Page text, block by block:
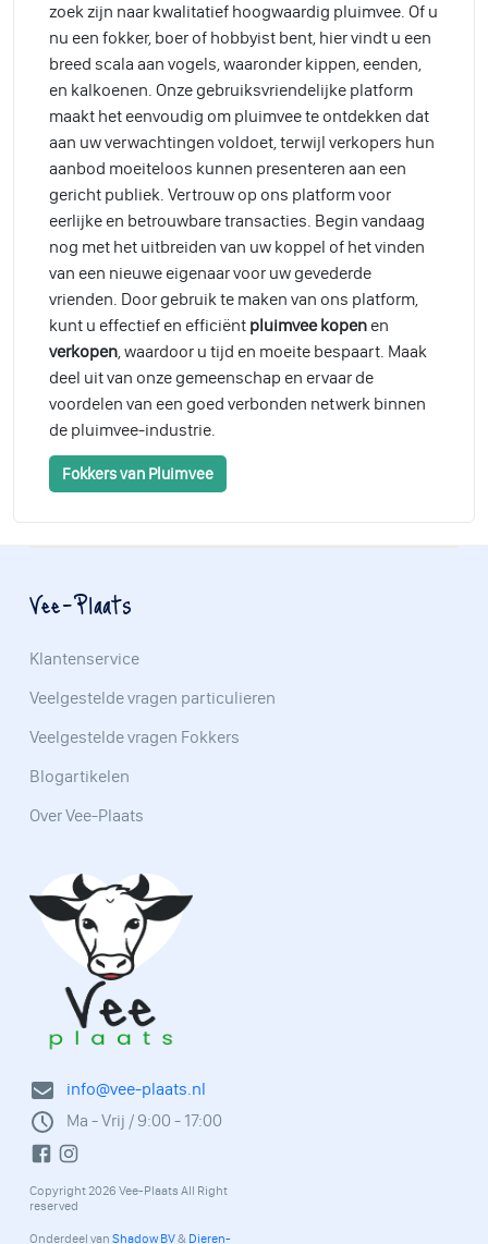
zoek zijn naar kwalitatief hoogwaardig pluimvee. Of u
nu een fokker, boer of hobbyist bent, hier vindt u een
breed scala aan vogels, waaronder kippen, eenden,
en kalkoenen. Onze gebruiksvriendelijke platform
maakt het eenvoudig om pluimvee te ontdekken dat
aan uw verwachtingen voldoet, terwijl verkopers hun
aanbod moeiteloos kunnen presenteren aan een
gericht publiek. Vertrouw op ons platform voor
eerlijke en betrouwbare transacties. Begin vandaag
nog met het uitbreiden van uw koppel of het vinden
van een nieuwe eigenaar voor uw gevederde
vrienden. Door gebruik te maken van ons platform,
kunt u effectief en efficiënt pluimvee kopen en
verkopen, waardoor u tijd en moeite bespaart. Maak
deel uit van onze gemeenschap en ervaar de
voordelen van een goed verbonden netwerk binnen
de pluimvee-industrie.
Fokkers van Pluimvee
info@vee-plaats.nl
Ma - Vrij / 9:00 - 17:00
Copyright 2026 Vee-Plaats All Right
reserved
Onderdeel van Shadow BV& Dieren-
Vee-Plaats
Klantenservice
Veelgestelde vragen particulieren
Veelgestelde vragen Fokkers
Blogartikelen
Over Vee-Plaats